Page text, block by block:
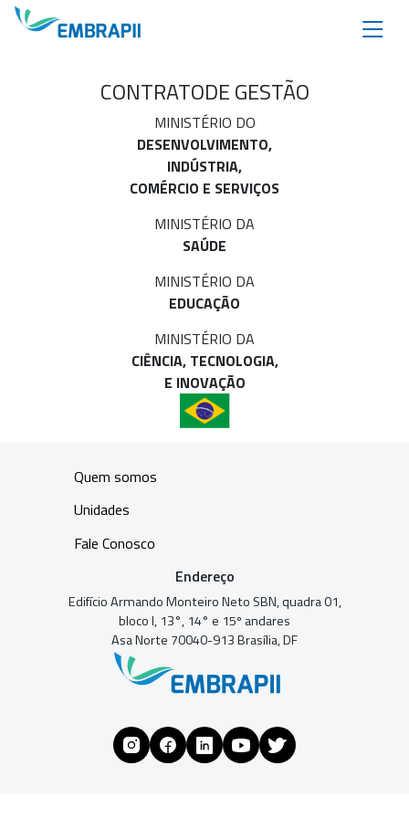
CONTRATODE GESTÃO
MINISTÉRIO DO
DESENVOLVIMENTO,
INDÚSTRIA,
COMÉRCIO E SERVIÇOS
MINISTÉRIO DA
SAÚDE
MINISTÉRIO DA
EDUCAÇÃO
MINISTÉRIO DA
CIÊNCIA, TECNOLOGIA,
E INOVAÇÃO
Quem somos
Unidades
Fale Conosco
Endereço
Edifício Armando Monteiro Neto SBN, quadra 01,
bloco I, 13°, 14° e 15º andares
Asa Norte 70040-913 Brasília, DF